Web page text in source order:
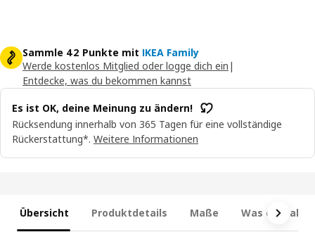
Sammle 42 Punkte mit IKEA Family
Werde kostenlos Mitglied oder logge dich ein |
Entdecke, was du bekommen kannst
Es ist OK, deine Meinung zu ändern!
Rücksendung innerhalb von 365 Tagen für eine vollständige
Rückerstattung*. Weitere Informationen
Übersicht Produktdetails Maße Was